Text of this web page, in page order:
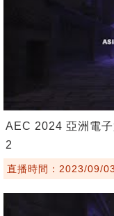
AEC 2024 亞洲電
2
直播時間：2023/09/